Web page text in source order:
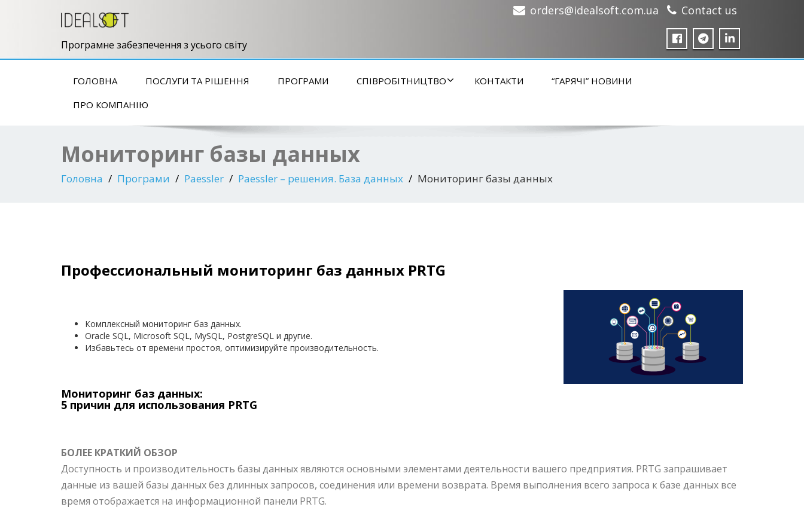
Програмне забезпечення з усього світу
orders@idealsoft.com.ua Contact us
ГОЛОВНА ПОСЛУГИ ТА РІШЕННЯ ПРОГРАМИ СПІВРОБІТНИЦТВО КОНТАКТИ
“ГАРЯЧІ” НОВИНИ
ПРО КОМПАНІЮ
Мониторинг базы данных
Головна Програми Paessler Paessler – решения. База данных Мониторинг базы данных
Профессиональный мониторинг баз данных PRTG
Комплексный мониторинг баз данных.
Oracle SQL, Microsoft SQL, MySQL, PostgreSQL и другие.
Избавьтесь от времени простоя, оптимизируйте производительность.
Мониторинг баз данных:
5 причин для использования PRTG
БОЛЕЕ КРАТКИЙ ОБЗОР
Доступность и производительность базы данных являются основными элементами деятельности вашего предприятия. PRTG запрашивает
данные из вашей базы данных без длинных запросов, соединения или времени возврата. Время выполнения всего запроса к базе данных все
время отображается на информационной панели PRTG.